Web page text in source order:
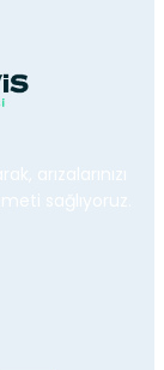
arızalarınızı
sağlıyoruz.